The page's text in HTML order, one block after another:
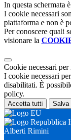
In questa schermata
I cookie necessari
piattaforma e non è
Per conoscere quali
visionare la
Cookie necessari
I cookie necessari
disabilitati. È
policy.
Accetta tutti Salva
Alberti Rimini